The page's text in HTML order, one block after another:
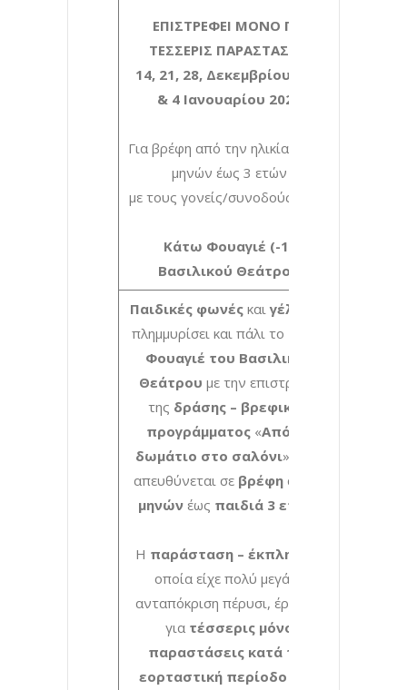
ΕΠΙΣΤΡΕΦΕΙ ΜΟΝΟ ΓΙΑ
ΤΕΣΣΕΡΙΣ ΠΑΡΑΣΤΑΣΕΙΣ
14, 21, 28, Δεκεμβρίου 2024
& 4 Ιανουαρίου 2025
Για βρέφη από την ηλικία των 8
μηνών έως 3 ετών
με τους γονείς/συνοδούς τους.
Κάτω Φουαγιέ (-1)
Βασιλικού Θεάτρου
Παιδικές φωνέςκαιγέλια
πλημμυρίσει και πάλι το
Φουαγιέ του Βασιλικού
Θεάτρου με την επιστροφή
της δράσης – βρεφικού
προγράμματος «Από το
δωμάτιο στο σαλόνι», που
απευθύνεται σε βρέφη από
μηνών έως παιδιά 3 ετών.
Η παράσταση – έκπληξη
οποία είχε πολύ μεγάλη
ανταπόκριση πέρυσι, έρχεται
γιατέσσερις μόνο
παραστάσεις κατά την
εορταστική περίοδο των